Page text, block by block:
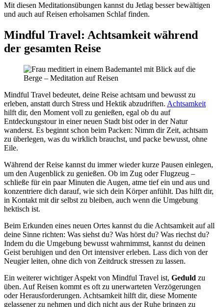
Mit diesen Meditationsübungen kannst du Jetlag besser bewältigen
und auch auf Reisen erholsamen Schlaf finden.
Mindful Travel: Achtsamkeit während
der gesamten Reise
Mindful Travel bedeutet, deine Reise achtsam und bewusst zu
erleben, anstatt durch Stress und Hektik abzudriften. Achtsamkeit
hilft dir, den Moment voll zu genießen, egal ob du auf
Entdeckungstour in einer neuen Stadt bist oder in der Natur
wanderst. Es beginnt schon beim Packen: Nimm dir Zeit, achtsam
zu überlegen, was du wirklich brauchst, und packe bewusst, ohne
Eile.
Während der Reise kannst du immer wieder kurze Pausen einlegen,
um den Augenblick zu genießen. Ob im Zug oder Flugzeug –
schließe für ein paar Minuten die Augen, atme tief ein und aus und
konzentriere dich darauf, wie sich dein Körper anfühlt. Das hilft dir,
in Kontakt mit dir selbst zu bleiben, auch wenn die Umgebung
hektisch ist.
Beim Erkunden eines neuen Ortes kannst du die Achtsamkeit auf all
deine Sinne richten: Was siehst du? Was hörst du? Was riechst du?
Indem du die Umgebung bewusst wahrnimmst, kannst du deinen
Geist beruhigen und den Ort intensiver erleben. Lass dich von der
Neugier leiten, ohne dich von Zeitdruck stressen zu lassen.
Ein weiterer wichtiger Aspekt von Mindful Travel ist, Geduld zu
üben. Auf Reisen kommt es oft zu unerwarteten Verzögerungen
oder Herausforderungen. Achtsamkeit hilft dir, diese Momente
gelassener zu nehmen und dich nicht aus der Ruhe bringen zu